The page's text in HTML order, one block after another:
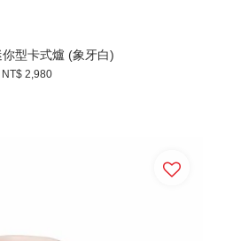
你型卡式爐 (象牙白)
NT$ 2,980